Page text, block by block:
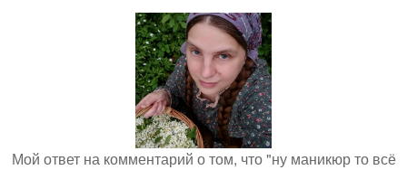
Мой ответ на комментарий о том, что "ну маникюр то всё